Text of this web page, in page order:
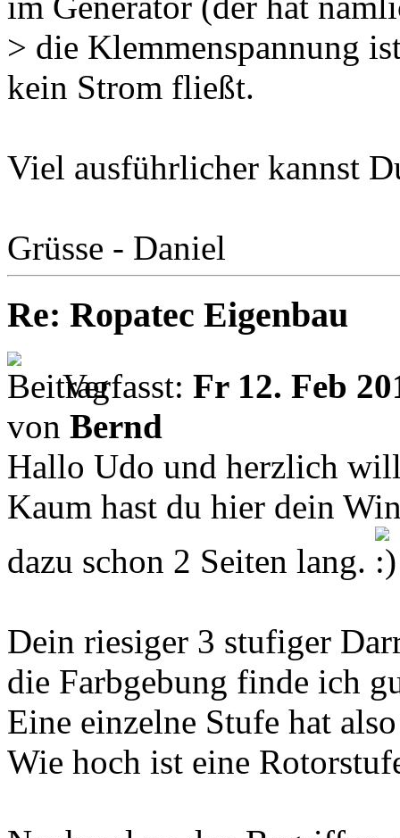
> die Klemmenspannung
kein Strom fließt.
Viel ausführlicher kannst
Grüsse - Daniel
Re: Ropatec Eigenbau
Verfasst: Fr 12. Feb
von Bernd
Hallo Udo und herzlich
Kaum hast du hier dein
dazu schon 2 Seiten lang.
Dein riesiger 3 stufiger
die Farbgebung finde ich
Eine einzelne Stufe hat
Wie hoch ist eine